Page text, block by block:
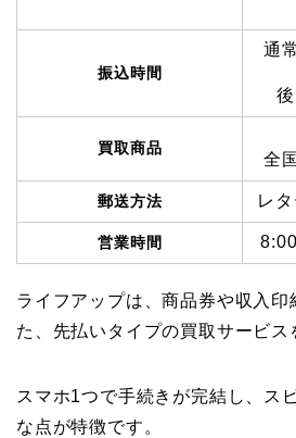
振込時間
通
買取商品
全
郵送方法 レ
営業時間
ライフアップは、商品券や収入印
た、先払いタイプの買取サービス
スマホ1つで手続きが完結し、ス
な点が特徴です。